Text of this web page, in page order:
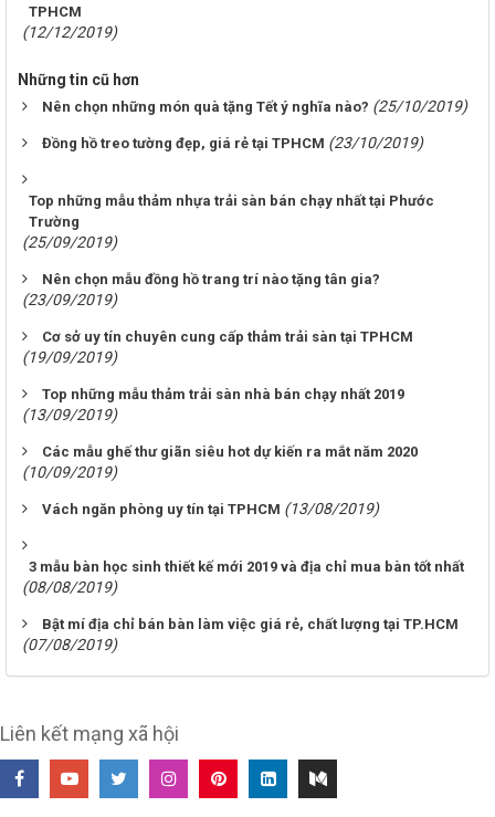
TPHCM
(12/12/2019)
Những tin cũ hơn
Nên chọn những món quà tặng Tết ý nghĩa nào? (25/10/2019)
Đồng hồ treo tường đẹp, giá rẻ tại TPHCM (23/10/2019)
Top những mẫu thảm nhựa trải sàn bán chạy nhất tại Phước
Trường
(25/09/2019)
Nên chọn mẫu đồng hồ trang trí nào tặng tân gia?
(23/09/2019)
Cơ sở uy tín chuyên cung cấp thảm trải sàn tại TPHCM
(19/09/2019)
Top những mẫu thảm trải sàn nhà bán chạy nhất 2019
(13/09/2019)
Các mẫu ghế thư giãn siêu hot dự kiến ra mắt năm 2020
(10/09/2019)
Vách ngăn phòng uy tín tại TPHCM (13/08/2019)
3 mẫu bàn học sinh thiết kế mới 2019 và địa chỉ mua bàn tốt nhất
(08/08/2019)
Bật mí địa chỉ bán bàn làm việc giá rẻ, chất lượng tại TP.HCM
(07/08/2019)
Liên kết mạng xã hội